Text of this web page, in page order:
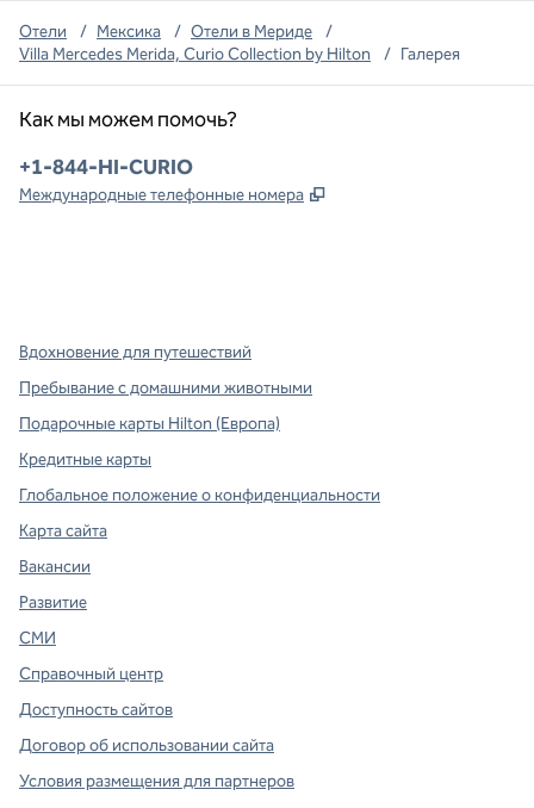
Отели / Мексика / Отели в Мериде
/
Villa Mercedes Merida, Curio Collection by Hilton
/ Галерея
Как мы можем помочь?
Телефон:
+1-844-HI-CURIO
Международные телефонные номера ,
Вдохновение для путешествий
Пребывание с домашними животными
Подарочные карты Hilton (Европа)
Кредитные карты
Глобальное положение о конфиденциальности
Карта сайта
Вакансии
Развитие
СМИ
Справочный центр
Доступность сайтов
Договор об использовании сайта
Условия размещения для партнеров